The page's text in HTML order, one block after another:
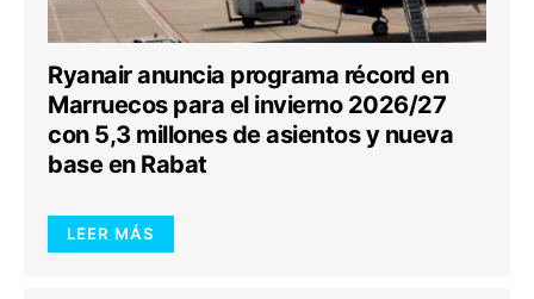
Ryanair anuncia programa récord en
Marruecos para el invierno 2026/27
con 5,3 millones de asientos y nueva
base en Rabat
LEER MÁS